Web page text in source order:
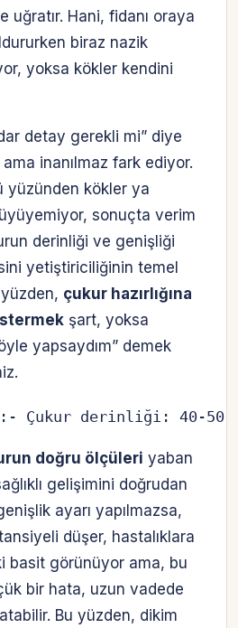
uğratır. Hani, fidanı oraya
biraz nazik
yoksa kökler kendini
detay gerekli mi” diye
inanılmaz fark ediyor.
yüzünden kökler ya
sonuçta verim
derinliği ve genişliği
yetiştiriciliğinin temel
çukur hazırlığına
şart, yoksa
yapsaydım” demek
Çukur derinliği: 40-50
doğru ölçüleri yaban
gelişimini doğrudan
ayarı yapılmazsa,
düşer, hastalıklara
basit görünüyor ama, bu
bir hata, uzun vadede
Bu yüzden, dikim